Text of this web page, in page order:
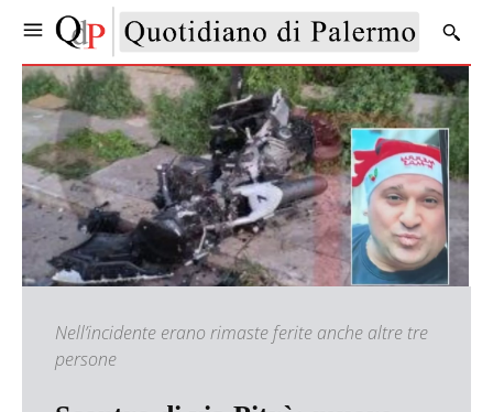
Nell’incidente erano rimaste ferite anche altre tre
persone